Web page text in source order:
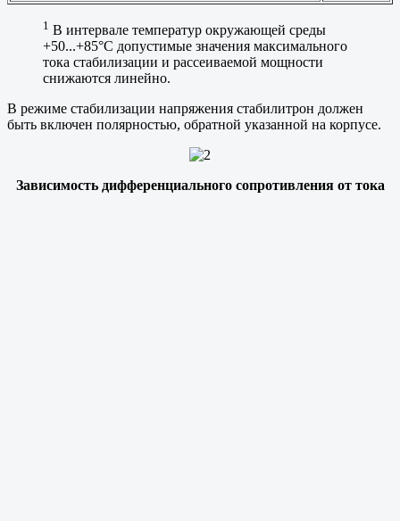
1 В интервале температур окружающей среды
+50...+85°С допустимые значения максимального
тока стабилизации и рассеиваемой мощности
снижаются линейно.
В режиме стабилизации напряжения стабилитрон должен
быть включен полярностью, обратной указанной на корпусе.
Зависимость дифференциального сопротивления от тока